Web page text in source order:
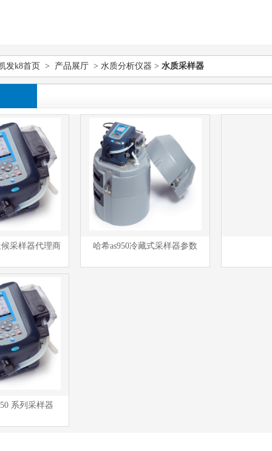
发k8首页 > 产品展厅 > 水质分析仪器 > 水质采样器
候采样器代理商 哈希as950冷藏式采样器参数
系列采样器